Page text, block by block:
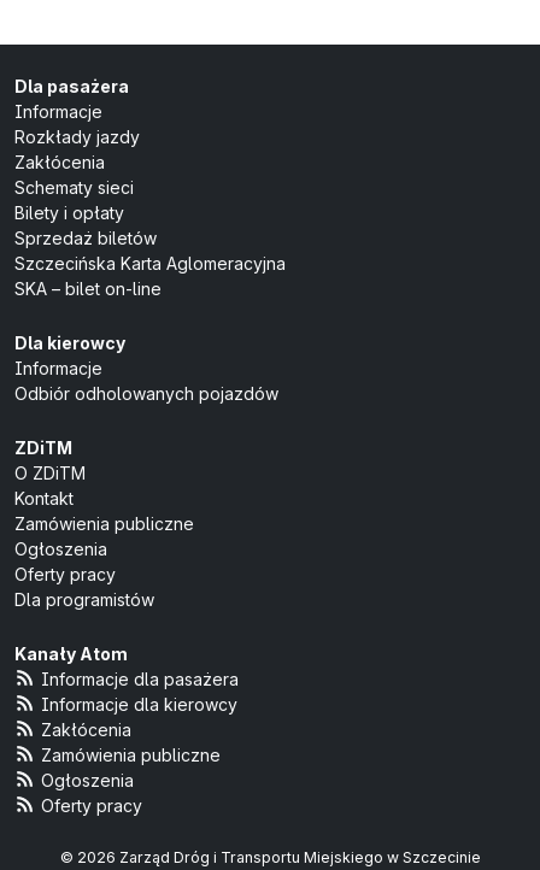
Dla pasażera
Informacje
Rozkłady jazdy
Zakłócenia
Schematy sieci
Bilety i opłaty
Sprzedaż biletów
Szczecińska Karta Aglomeracyjna
SKA – bilet on-line
Dla kierowcy
Informacje
Odbiór odholowanych pojazdów
ZDiTM
O ZDiTM
Kontakt
Zamówienia publiczne
Ogłoszenia
Oferty pracy
Dla programistów
Kanały Atom
Informacje dla pasażera
Informacje dla kierowcy
Zakłócenia
Zamówienia publiczne
Ogłoszenia
Oferty pracy
© 2026 Zarząd Dróg i Transportu Miejskiego w Szczecinie